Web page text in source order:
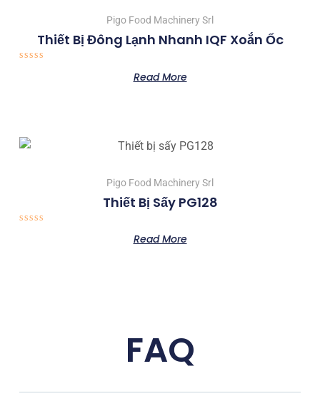
Pigo Food Machinery Srl
Thiết Bị Đông Lạnh Nhanh IQF Xoắn Ốc
Read More
Pigo Food Machinery Srl
Thiết Bị Sấy PG128
Read More
FAQ